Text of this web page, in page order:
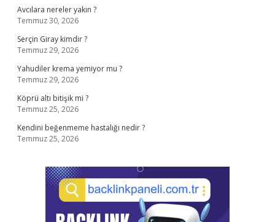
Avcılara nereler yakın ?
Temmuz 30, 2026
Serçin Giray kimdir ?
Temmuz 29, 2026
Yahudiler krema yemiyor mu ?
Temmuz 29, 2026
Köprü altı bitişik mi ?
Temmuz 25, 2026
Kendini beğenmeme hastalığı nedir ?
Temmuz 25, 2026